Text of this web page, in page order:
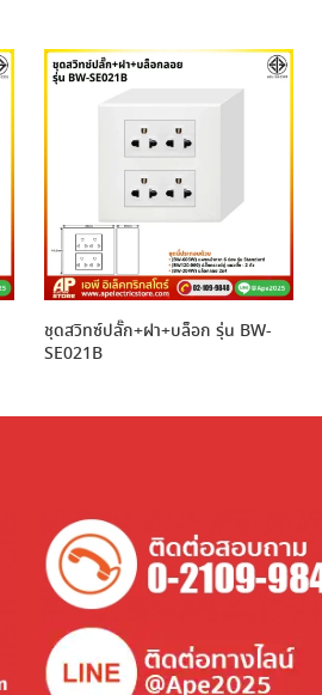
ชุดสวิทซ์ปลั๊ก+ฝา+บล็อก รุ่น BW-
SE021B